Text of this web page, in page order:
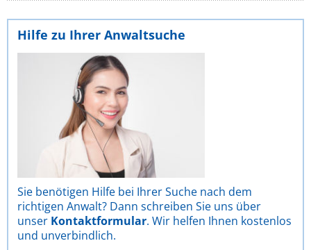
Hilfe zu Ihrer Anwaltsuche
Sie benötigen Hilfe bei Ihrer Suche nach dem
richtigen Anwalt? Dann schreiben Sie uns über
unser Kontaktformular. Wir helfen Ihnen kostenlos
und unverbindlich.